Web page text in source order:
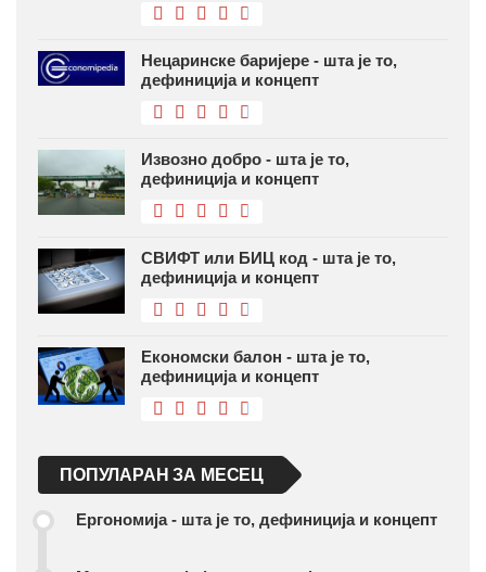
Нецаринске баријере - шта је то,
дефиниција и концепт
Извозно добро - шта је то,
дефиниција и концепт
СВИФТ или БИЦ код - шта је то,
дефиниција и концепт
Економски балон - шта је то,
дефиниција и концепт
ПОПУЛАРАН ЗА МЕСЕЦ
Ергономија - шта је то, дефиниција и концепт